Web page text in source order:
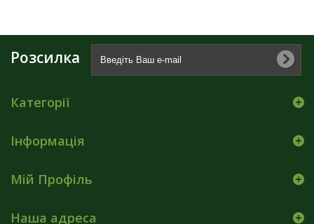
Розсилка
Категорії
Інформація
Мій Профіль
Наша адреса